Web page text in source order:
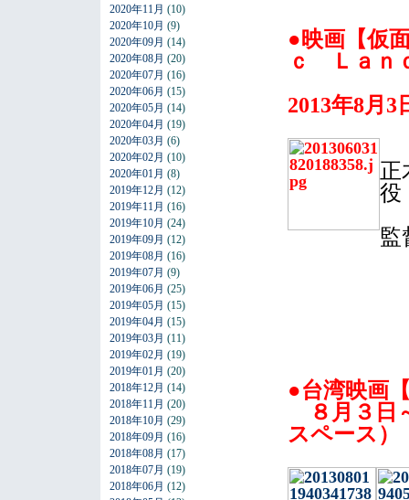
2020年11月 (10)
2020年10月 (9)
2020年09月 (14)
2020年08月 (20)
2020年07月 (16)
2020年06月 (15)
2020年05月 (14)
2020年04月 (19)
2020年03月 (6)
2020年02月 (10)
2020年01月 (8)
2019年12月 (12)
2019年11月 (16)
2019年10月 (24)
2019年09月 (12)
2019年08月 (16)
2019年07月 (9)
2019年06月 (25)
2019年05月 (15)
2019年04月 (15)
2019年03月 (11)
2019年02月 (19)
2019年01月 (20)
2018年12月 (14)
2018年11月 (20)
2018年10月 (29)
2018年09月 (16)
2018年08月 (17)
2018年07月 (19)
2018年06月 (12)
●映画【仮
ｃ Ｌａｎ
2013年8月3
正
役
●台湾映画
８月３日
スペース）